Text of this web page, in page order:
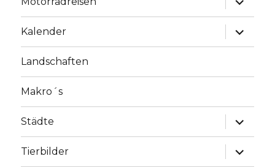
Kalender
Landschaften
Makro´s
Städte
Tierbilder